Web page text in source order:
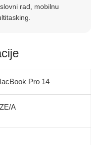
rad, mobilnu
Pro 14
A